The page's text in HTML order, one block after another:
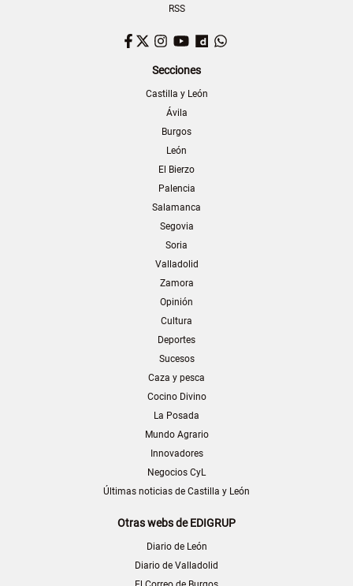
RSS
Facebook
TwitterInstagram
YouTubeDailymotion
Secciones
Castilla y León
Ávila
Burgos
León
El Bierzo
Palencia
Salamanca
Segovia
Soria
Valladolid
Zamora
Opinión
Cultura
Deportes
Sucesos
Caza y pesca
Cocino Divino
La Posada
Mundo Agrario
Innovadores
Negocios CyL
Últimas noticias de Castilla y León
Otras webs de EDIGRUP
Diario de León
Diario de Valladolid